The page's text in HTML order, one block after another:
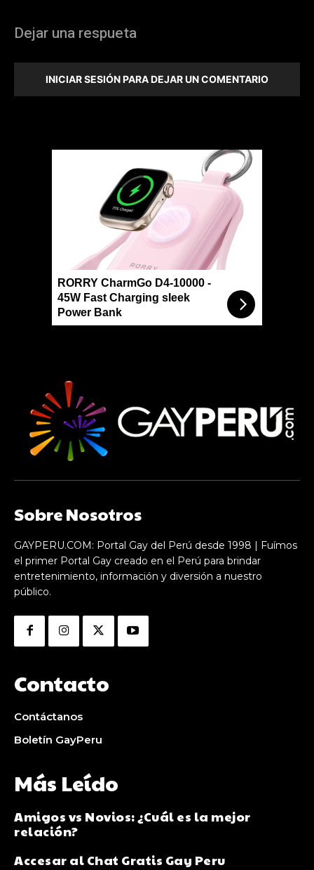
Dejar una respueta
INICIAR SESIÓN PARA DEJAR UN COMENTARIO
RORRY CharmGo D4-10000 -
45W Fast Charging sleek
Power Bank
Sobre Nosotros
GAYPERU.COM: Portal Gay del Perú desde 1998 | Fuímos
el primer Portal Gay creado en el Perú para brindar
entretenimiento, información y diversión a nuestro
público.
Contacto
Contáctanos
Boletín GayPeru
Más Leído
Amigos vs Novios: ¿Cuál es la mejor
relación?
Accesar al Chat Gratis Gay Peru